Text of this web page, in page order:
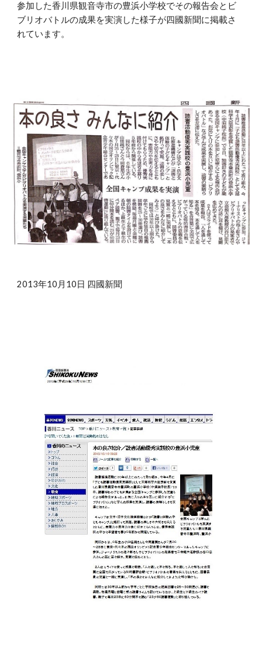
参加した香川県観音寺市の豊浜小学校でその報告会とビ
ブリオバトルの成果を実演した様子が四國新聞に掲載さ
れています。
2013年10月10日 四國新聞